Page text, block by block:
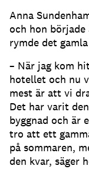
Anna
och hon
rymde det
– När jag kom
hotellet och nu
mest är att vi
Det har varit
byggnad och är
tro att ett
på sommaren,
den kvar, säger